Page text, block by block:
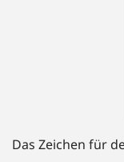
Das Zeichen für